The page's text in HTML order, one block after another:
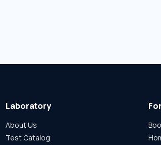
Laboratory
About Us
Test Catalog